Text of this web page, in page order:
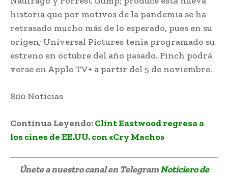
historia que por motivos de la pandemia se ha
retrasado mucho más de lo esperado, pues en su
origen; Universal Pictures tenía programado su
estreno en octubre del año pasado. Finch podrá
verse en Apple TV+ a partir del 5 de noviembre.
800 Noticias
Continua Leyendo:Clint Eastwood regresa a
los cines de EE.UU. con «Cry Macho»
Únete a nuestro canal en TelegramNoticiero de